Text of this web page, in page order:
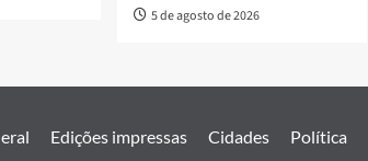
5 de agosto de 2026
Edições impressas Cidades Política